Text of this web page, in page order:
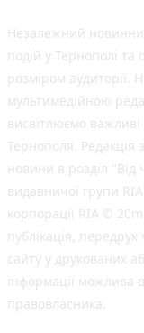
Незалежний
подій у Тернополі
розміром аудиторії.
мультимедійною
висвітлюємо важливі
Тернополя. Редакція
новини в розділ
видавничої групи
корпорації RIA ©
публiкацiя,
сайту у друкованих
інформації можлива
правовласника.